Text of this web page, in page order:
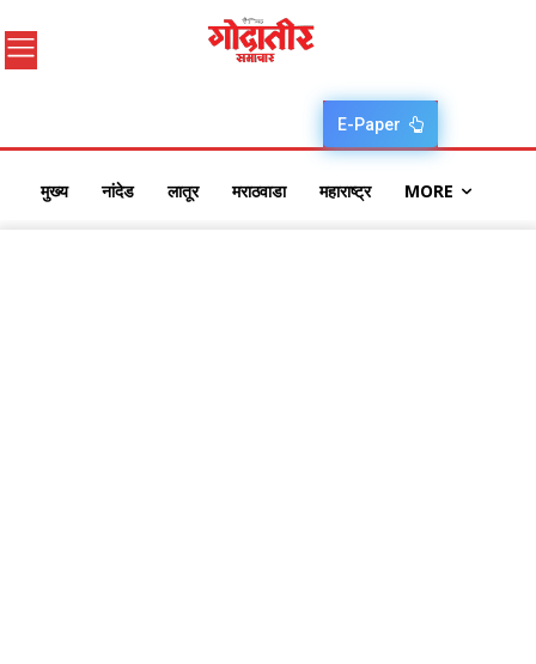
E-Paper
मुख्य नांदेड लातूर मराठवाडा महाराष्ट्र MORE